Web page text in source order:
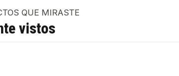
QUE MIRASTE
vistos